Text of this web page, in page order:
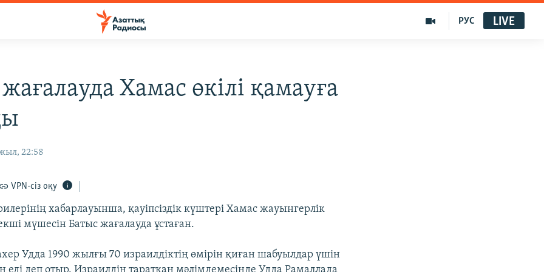
РУС LIVE
Хамас өкілі қамауға
22:58
VPN-сіз оқу
хабарлауынша, қауіпсіздік күштері Хамас жауынгерлік
мүшесін Батыс жағалауда ұстаған.
Удда 1990 жылғы 70 израилдіктің өмірін қиған шабуылдар үшін